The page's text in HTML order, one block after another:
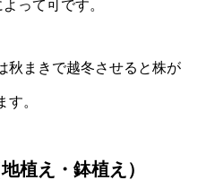
って可です。
秋まきで越冬させると株が
。
植え・鉢植え）